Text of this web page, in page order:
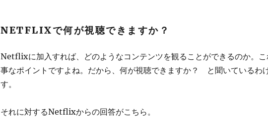
NETFLIXで何が視聴できますか？
Netflixに加入すれば、どのようなコンテンツを観ることができるのか。こ
事なポイントですよね。だから、何が視聴できますか？ と聞いているわ
す。
それに対するNetflixからの回答がこちら。